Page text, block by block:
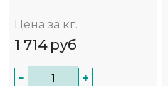
Цена за кг.
1 714 руб
− +